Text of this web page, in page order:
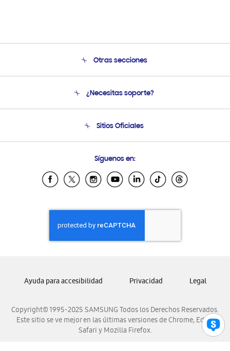
Otras secciones
Soporte
Condiciones de Compra
¿Necesitas soporte?
Soporte vía eMail
Sitios Oficiales
Samsung Ecuador
Samsung El Salvador
Samsung Honduras
Samsung Nicaragua
Samsung Panamá
Samsung Venezuela
Síguenos en:
Copyright© 1995-2025 SAMSUNG Todos los Derechos Reservados.
Este sitio se ve mejor en las últimas versiones de Chrome, Edge,
Safari y Mozilla Firefox.
Ayuda para accesibilidad Privacidad Legal